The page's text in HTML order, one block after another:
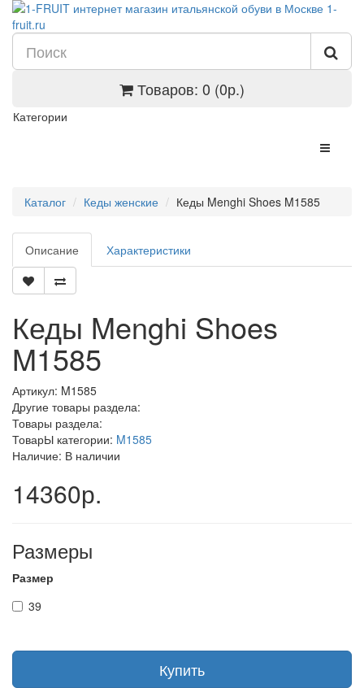
Товаров: 0 (0р.)
Категории
Каталог Кеды женские Кеды Menghi Shoes M1585
Описание Характеристики
Кеды Menghi Shoes
M1585
Артикул: M1585
Другие товары раздела:
Товары раздела:
ТоварЫ категории: M1585
Наличие: В наличии
14360р.
Размеры
Размер
39
Купить